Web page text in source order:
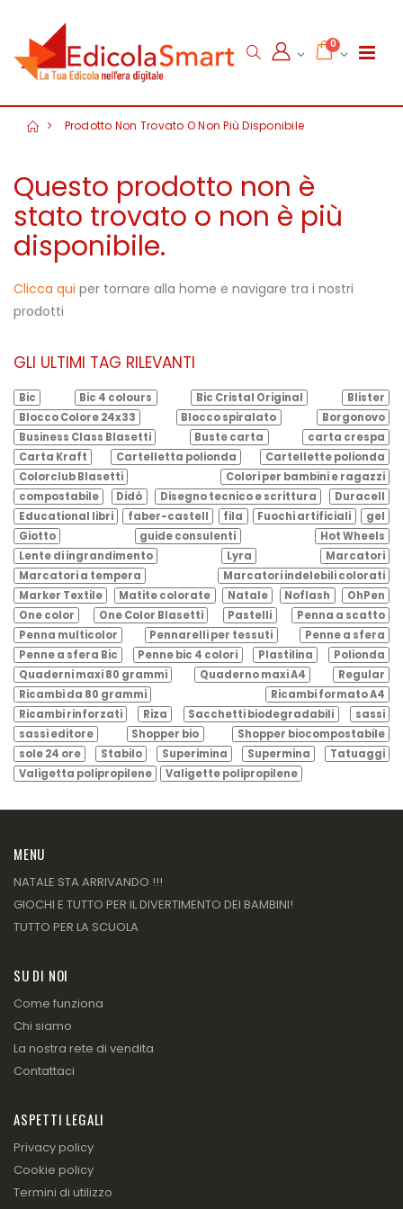
0
Prodotto Non Trovato O Non Più Disponibile
Questo prodotto non è
stato trovato o non è più
disponibile.
Clicca qui per tornare alla home e navigare tra i nostri
prodotti
GLI ULTIMI TAG RILEVANTI
Bic Bic 4 colours Bic Cristal Original
Blister
Blocco Colore 24x33
Blocco spiralato
Borgonovo
Business Class Blasetti
Buste carta
carta crespa
Carta Kraft
Cartelletta polionda
Cartellette polionda
Colorclub Blasetti
Colori per bambini e ragazzi
compostabile
Didò Disegno tecnico e scrittura
Duracell
Educational libri
faber-castell fila Fuochi artificiali
gel
Giotto
guide consulenti
Hot Wheels
Lente di ingrandimento
Lyra
Marcatori
Marcatori a tempera
Marcatori indelebili colorati
Marker Textile
Matite colorate Natale Noflash
OhPen
One color
One Color Blasetti Pastelli
Penna a scatto
Penna multicolor
Pennarelli per tessuti
Penne a sfera
Penne a sfera Bic
Penne bic 4 colori Plastilina
Polionda
Quaderni maxi 80 grammi
Quaderno maxi A4
Regular
Ricambi da 80 grammi
Ricambi formato A4
Ricambi rinforzati
Riza Sacchetti biodegradabili
sassi
sassi editore
Shopper bio
Shopper biocompostabile
sole 24 ore
Stabilo Superimina Supermina
Tatuaggi
Valigetta polipropilene
Valigette polipropilene
MENU
NATALE STA ARRIVANDO !!!
GIOCHI E TUTTO PER IL DIVERTIMENTO DEI BAMBINI!
TUTTO PER LA SCUOLA
SU DI NOI
Come funziona
Chi siamo
La nostra rete di vendita
Contattaci
ASPETTI LEGALI
Privacy policy
Cookie policy
Termini di utilizzo